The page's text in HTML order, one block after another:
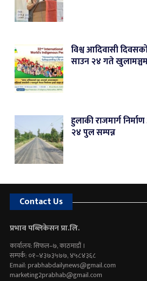
विश्व आदिवासी
साउन २४ गते
हुलाकी राजमार्ग
२४ पुल सम्पन्न
Contact Us
प्रभाव पब्लिकेसन प्रा.लि.
कार्यालय: सिफल–७, काठमाडौं ।
सम्पर्क: ०१–४३७३५७७, ४५८४३६८
Email:prabhabdailynews@gmail.com
marketing2prabhab@gmail.com